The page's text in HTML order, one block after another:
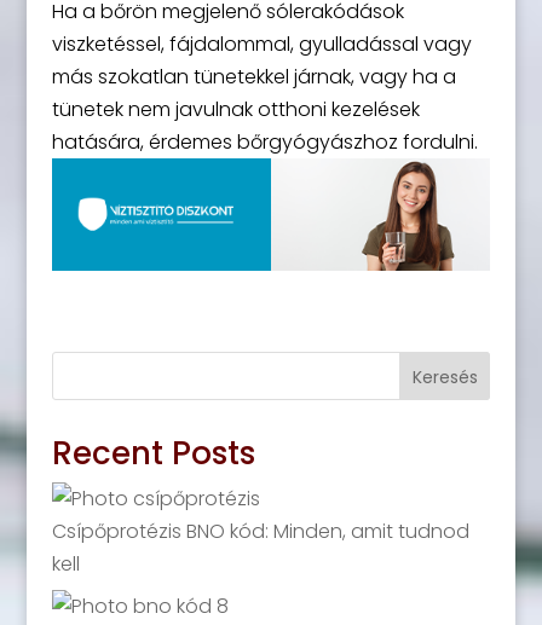
Ha a bőrön megjelenő sólerakódások
viszketéssel, fájdalommal, gyulladással vagy
más szokatlan tünetekkel járnak, vagy ha a
tünetek nem javulnak otthoni kezelések
hatására, érdemes bőrgyógyászhoz fordulni.
Keresés
Recent Posts
Csípőprotézis BNO kód: Minden, amit tudnod
kell